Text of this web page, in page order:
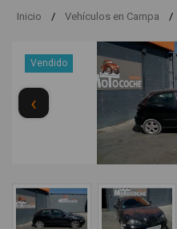
Inicio / Vehículos en Campa /
Vendido
‹